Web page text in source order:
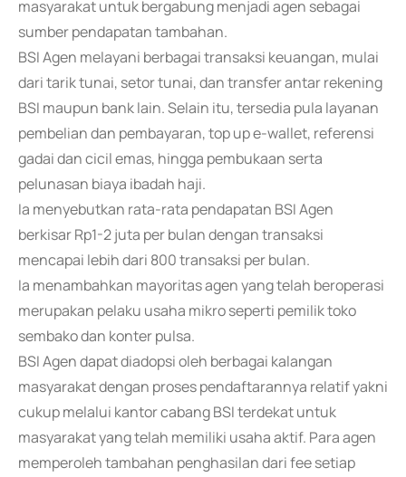
masyarakat untuk bergabung menjadi agen sebagai
sumber pendapatan tambahan.
BSI Agen melayani berbagai transaksi keuangan, mulai
dari tarik tunai, setor tunai, dan transfer antar rekening
BSI maupun bank lain. Selain itu, tersedia pula layanan
pembelian dan pembayaran, top up e-wallet, referensi
gadai dan cicil emas, hingga pembukaan serta
pelunasan biaya ibadah haji.
Ia menyebutkan rata-rata pendapatan BSI Agen
berkisar Rp1-2 juta per bulan dengan transaksi
mencapai lebih dari 800 transaksi per bulan.
Ia menambahkan mayoritas agen yang telah beroperasi
merupakan pelaku usaha mikro seperti pemilik toko
sembako dan konter pulsa.
BSI Agen dapat diadopsi oleh berbagai kalangan
masyarakat dengan proses pendaftarannya relatif yakni
cukup melalui kantor cabang BSI terdekat untuk
masyarakat yang telah memiliki usaha aktif. Para agen
memperoleh tambahan penghasilan dari fee setiap